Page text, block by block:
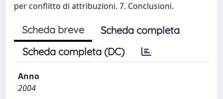
per conflitto di attribuzioni. 7. Conclusioni.
Scheda breve
Scheda completa
Scheda completa (DC)
Anno
2004